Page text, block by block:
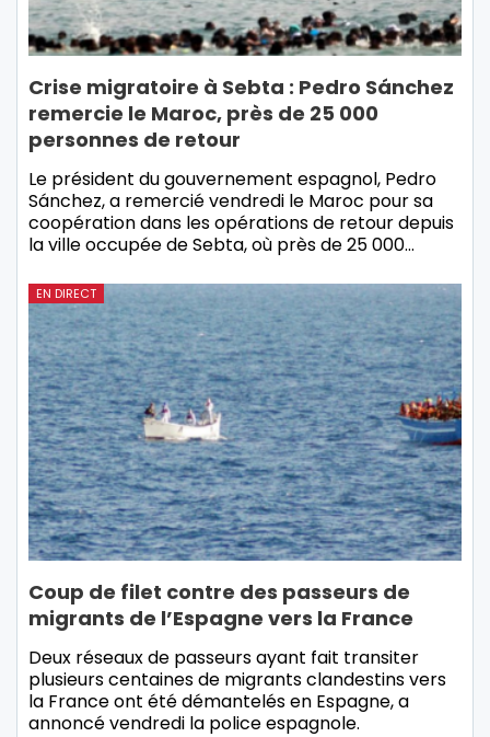
Crise migratoire à Sebta : Pedro Sánchez
remercie le Maroc, près de 25 000
personnes de retour
Le président du gouvernement espagnol, Pedro
Sánchez, a remercié vendredi le Maroc pour sa
coopération dans les opérations de retour depuis
la ville occupée de Sebta, où près de 25 000…
EN DIRECT
Coup de filet contre des passeurs de
migrants de l’Espagne vers la France
Deux réseaux de passeurs ayant fait transiter
plusieurs centaines de migrants clandestins vers
la France ont été démantelés en Espagne, a
annoncé vendredi la police espagnole.